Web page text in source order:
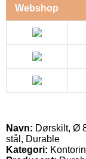
Webshop
Navn: Dørskilt, Ø
stål, Durable
Kategori: